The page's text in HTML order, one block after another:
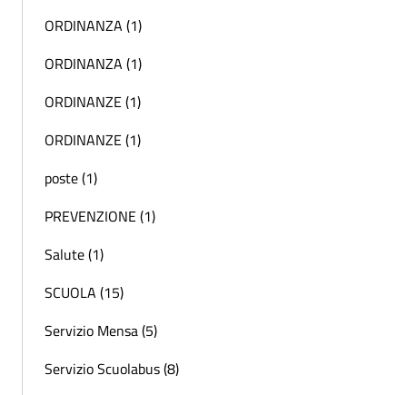
ORDINANZA (1)
ORDINANZA (1)
ORDINANZE (1)
ORDINANZE (1)
poste (1)
PREVENZIONE (1)
Salute (1)
SCUOLA (15)
Servizio Mensa (5)
Servizio Scuolabus (8)